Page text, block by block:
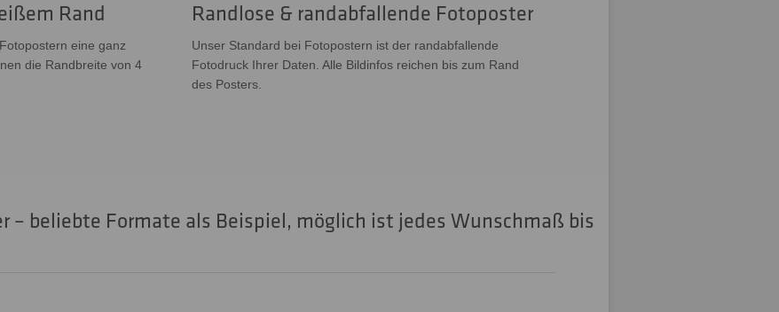
Rand
eine ganz
die Randbreite von 4
Randlose & randabfallende Fotoposter
Unser Standard bei Fotopostern ist der randabfallende
Fotodruck Ihrer Daten. Alle Bildinfos reichen bis zum Rand
des Posters.
– beliebte Formate als Beispiel, möglich ist jedes Wunschmaß bis